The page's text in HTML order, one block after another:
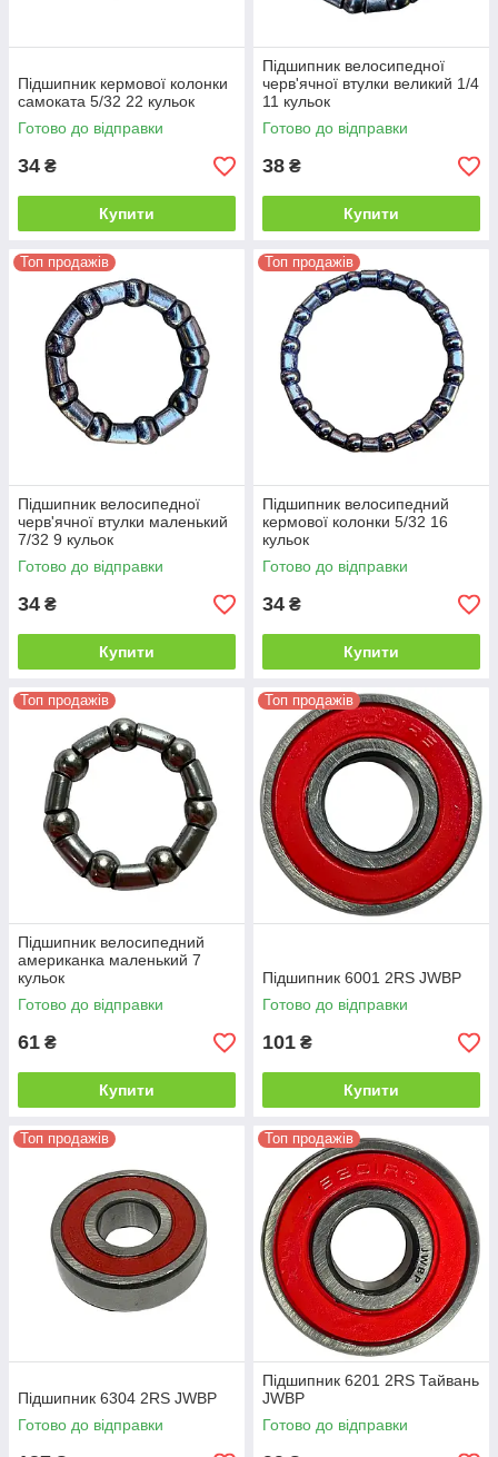
Підшипник кермової колонки
самоката 5/32 22 кульок
Готово до відправки
34 ₴
Купити
Підшипник велосипедної
черв'ячної втулки великий 1/4
11 кульок
Готово до відправки
38 ₴
Купити
Топ продажів
Підшипник велосипедної
черв'ячної втулки маленький
7/32 9 кульок
Готово до відправки
34 ₴
Купити
Топ продажів
Підшипник велосипедний
кермової колонки 5/32 16
кульок
Готово до відправки
34 ₴
Купити
Топ продажів
Підшипник велосипедний
американка маленький 7
кульок
Готово до відправки
61 ₴
Купити
Топ продажів
Підшипник 6001 2RS JWBP
Готово до відправки
101 ₴
Купити
Топ продажів
Підшипник 6304 2RS JWBP
Готово до відправки
Топ продажів
Підшипник 6201 2RS Тайвань
JWBP
Готово до відправки